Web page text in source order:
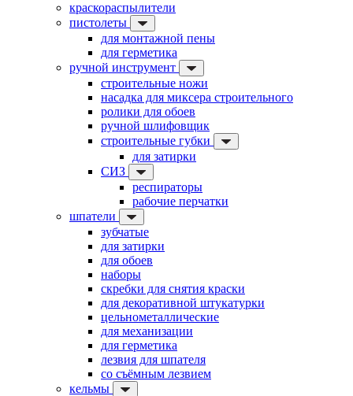
краскораспылители
пистолеты
для монтажной пены
для герметика
ручной инструмент
строительные ножи
насадка для миксера строительного
ролики для обоев
ручной шлифовщик
строительные губки
для затирки
СИЗ
респираторы
рабочие перчатки
шпатели
зубчатые
для затирки
для обоев
наборы
скребки для снятия краски
для декоративной штукатурки
цельнометаллические
для механизации
для герметика
лезвия для шпателя
со съёмным лезвием
кельмы